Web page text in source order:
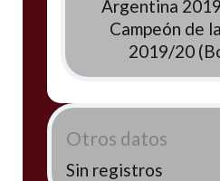
Argentina
Campeón de
2019/20
Otros datos
Sin registros